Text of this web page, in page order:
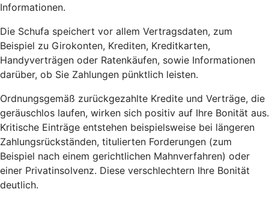
Informationen.
Die Schufa speichert vor allem Vertragsdaten, zum
Beispiel zu Girokonten, Krediten, Kreditkarten,
Handyverträgen oder Ratenkäufen, sowie Informationen
darüber, ob Sie Zahlungen pünktlich leisten.
Ordnungsgemäß zurückgezahlte Kredite und Verträge, die
geräuschlos laufen, wirken sich positiv auf Ihre Bonität aus.
Kritische Einträge entstehen beispielsweise bei längeren
Zahlungsrückständen, titulierten Forderungen (zum
Beispiel nach einem gerichtlichen Mahnverfahren) oder
einer Privatinsolvenz. Diese verschlechtern Ihre Bonität
deutlich.